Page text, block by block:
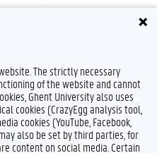
The strictly necessary
of the website and cannot
Ghent University also uses
cookies (CrazyEgg analysis tool,
cookies (YouTube, Facebook,
also be set by third parties, for
content on social media. Certain